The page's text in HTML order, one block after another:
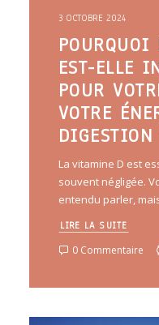
3 OCTOBRE 2024
EST-ELLE
POUR
VOTRE
DIGESTION
La vitamine D est
souvent négligée.
entendu parler,
LIRE LA SUITE
0 Commentaire